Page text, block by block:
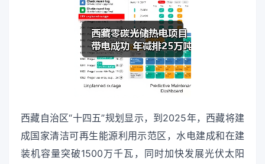
西藏自治区“十四五”规划显示，到2025年，西藏将建
成国家清洁可再生能源利用示范区，水电建成和在建
装机容量突破1500万千瓦，同时加快发展光伏太阳